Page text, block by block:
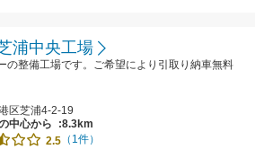
浦中央工場
の整備工場です。ご希望により引取り納車無料
区芝浦4-2-19
中心から
:8.3km
2.5 （1件）